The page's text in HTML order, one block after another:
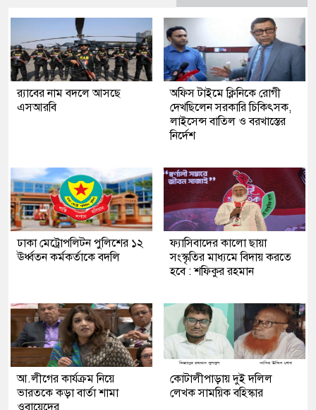
র‍্যাবের নাম বদলে আসছে
এসআরবি
অফিস টাইমে ক্লিনিকে রোগী
দেখছিলেন সরকারি চিকিৎসক,
লাইসেন্স বাতিল ও বরখাস্তের
নির্দেশ
ঢাকা মেট্রোপলিটন পুলিশের ১২
ঊর্ধ্বতন কর্মকর্তাকে বদলি
ফ্যাসিবাদের কালো ছায়া
সংস্কৃতির মাধ্যমে বিদায় করতে
হবে : শফিকুর রহমান
আ.লীগের কার্যক্রম নিয়ে
ভারতকে কড়া বার্তা শামা
ওবায়েদের
কোটালীপাড়ায় দুই দলিল
লেখক সাময়িক বহিস্কার